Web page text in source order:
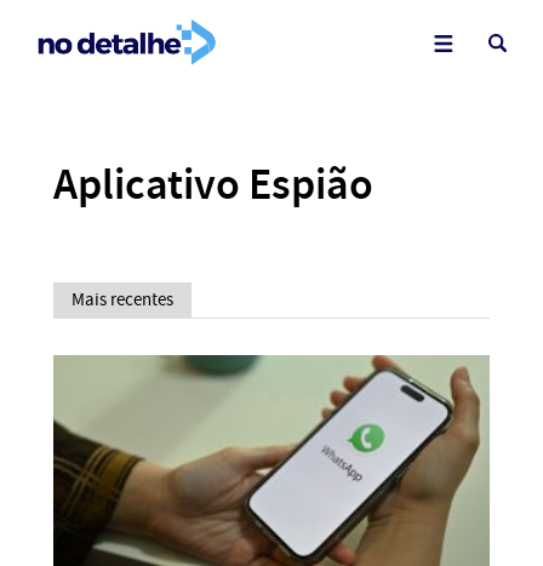
Aplicativo Espião
Mais recentes